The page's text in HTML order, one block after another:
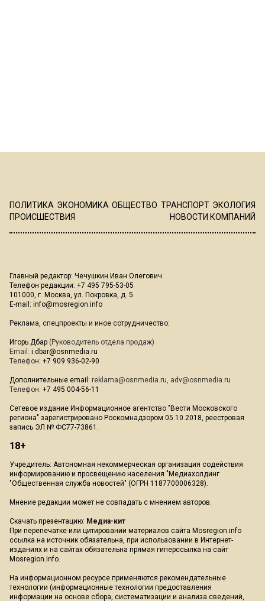
ПОЛИТИКА ЭКОНОМИКА ОБЩЕСТВО ТРАНСПОРТ ЭКОЛОГИЯ
ПРОИСШЕСТВИЯ
НОВОСТИ КОМПАНИЙ
Главный редактор: Чечушкин Иван Олегович.
Телефон редакции: +7 495 795-53-05
101000, г. Москва, ул. Покровка, д. 5
E-mail: info@mosregion.info
Реклама, спецпроекты и иное сотрудничество:
Игорь Дбар (Руководитель отдела продаж)
Email: i.dbar@osnmedia.ru
Телефон: +7 909 936-02-90
Дополнительные email: reklama@osnmedia.ru, adv@osnmedia.ru
Телефон: +7 495 004-56-11
Сетевое издание Информационное агентство "Вести Московского
региона" зарегистрировано Роскомнадзором 05.10.2018, реестровая
запись ЭЛ № ФС77-73861.
18+
Учредитель: Автономная некоммерческая организация содействия
информированию и просвещению населения "Медиахолдинг
"Общественная служба новостей" (ОГРН 1187700006328).
Мнение редакции может не совпадать с мнением авторов.
Скачать презентацию: Медиа-кит
При перепечатке или цитировании материалов сайта Mosregion.info
ссылка на источник обязательна, при использовании в Интернет-
изданиях и на сайтах обязательна прямая гиперссылка на сайт
Mosregion.info.
На информационном ресурсе применяются рекомендательные
технологии (информационные технологии предоставления
информации на основе сбора, систематизации и анализа сведений,